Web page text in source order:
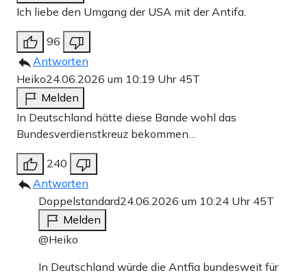
Ich liebe den Umgang der USA mit der Antifa.
96
Antworten
Heiko24.06.2026 um 10:19 Uhr 45T
Melden
In Deutschland hätte diese Bande wohl das
Bundesverdienstkreuz bekommen…
240
Antworten
Doppelstandard24.06.2026 um 10:24 Uhr 45T
Melden
@Heiko
In Deutschland würde die Antfia bundesweit für